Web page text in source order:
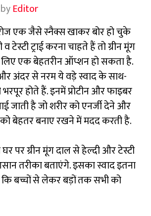
byEditor
एक जैसे स्नैक्स खाकर बोर हो चुके
ट्राई करना चाहते हैं तो ग्रीन मूंग
एक बेहतरीन ऑप्शन हो सकता है.
और अंदर से नरम ये वड़े स्वाद के साथ-
होते हैं. इनमें प्रोटीन और फाइबर
जाती है जो शरीर को एनर्जी देने और
बेहतर बनाए रखने में मदद करती है.
पर ग्रीन मूंग दाल से हेल्दी और टेस्टी
तरीका बताएंगे. इसका स्वाद इतना
कि बच्चों से लेकर बड़ों तक सभी को